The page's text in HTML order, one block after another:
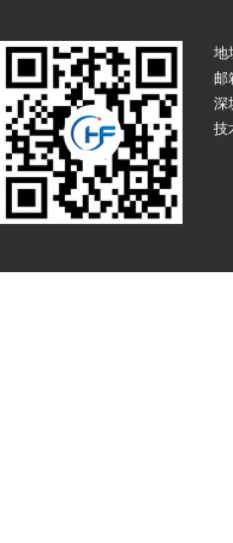
地
邮
深
技